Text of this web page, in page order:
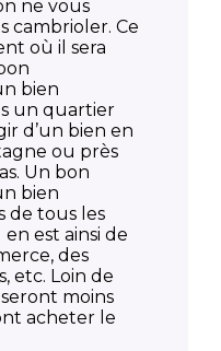
ne vous
cambrioler. Ce
où il sera
bien
un quartier
d’un bien en
ou près
Un bon
bien
de tous les
en est ainsi de
des
etc. Loin de
moins
acheter le